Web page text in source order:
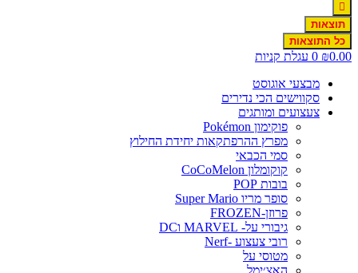
תוצאות
כל התוצאות
₪0.00
0 עגלת קניות
מבצעי אוגוסט
סקווישים הכי נדירים
צעצועים ומותגים
פוקימון Pokémon
מפרץ ההרפתקאות יחידת החילוץ
סמי הכבאי
קוקומלון CoCoMelon
בובות POP
סופר מריו Super Mario
פרוזן-FROZEN
גיבורי על- MARVEL וDC
רובי צעצוע -Nerf
מטוסי על
האצ׳ימל